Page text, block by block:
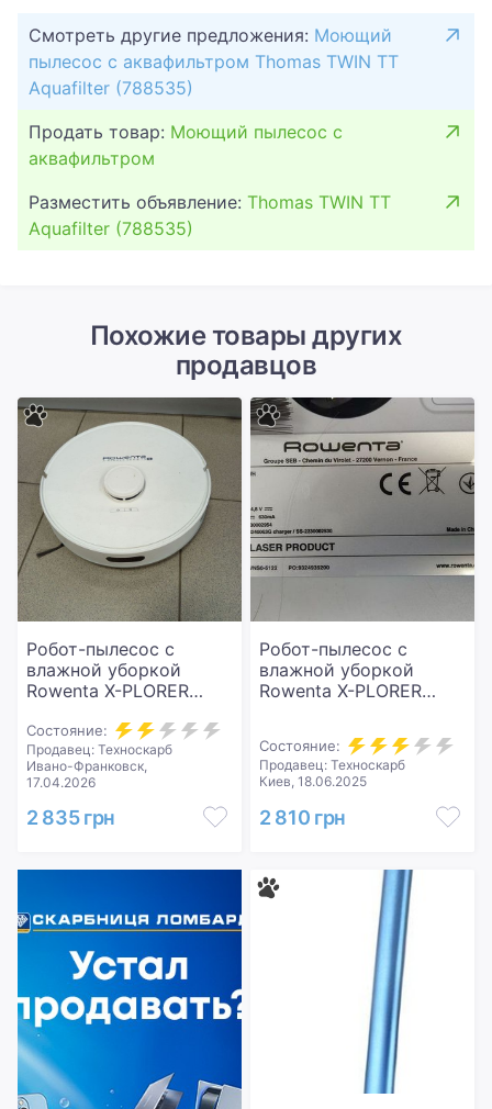
Смотреть другие предложения: Моющий
пылесос с аквафильтром Thomas TWIN TT
Aquafilter (788535)
Продать товар: Моющий пылесос с
аквафильтром
Разместить объявление: Thomas TWIN TT
Aquafilter (788535)
Похожие товары других
продавцов
Робот-пылесос с
влажной уборкой
Rowenta X-PLORER
Состояние:
Продавец: Техноскарб
Ивано-Франковск,
17.04.2026
2 835 грн
Робот-пылесос с
влажной уборкой
Rowenta X-PLORER
Состояние:
Продавец: Техноскарб
Киев, 18.06.2025
2 810 грн